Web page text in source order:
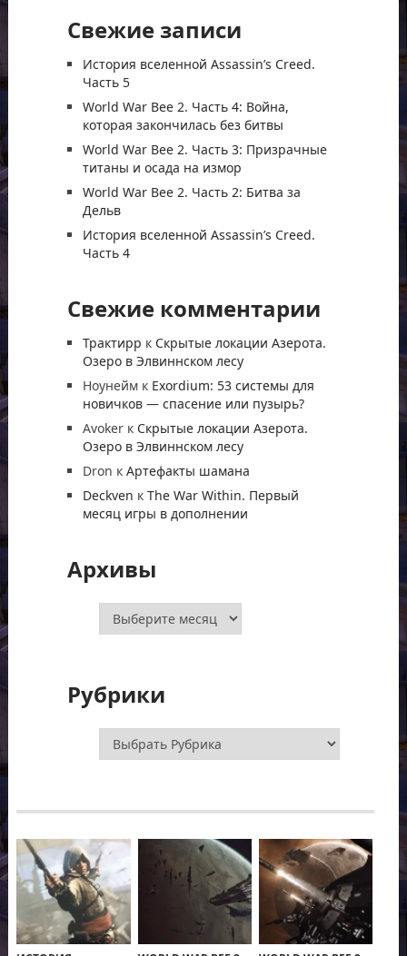
Свежие записи
История вселенной Assassin’s Creed.
Часть 5
World War Bee 2. Часть 4: Война,
которая закончилась без битвы
World War Bee 2. Часть 3: Призрачные
титаны и осада на измор
World War Bee 2. Часть 2: Битва за
Дельв
История вселенной Assassin’s Creed.
Часть 4
Свежие комментарии
Трактирр к Скрытые локации Азерота.
Озеро в Элвиннском лесу
Ноунеймк Exordium: 53 системы для
новичков — спасение или пузырь?
Avokerк Скрытые локации Азерота.
Озеро в Элвиннском лесу
Dron к Артефакты шамана
Deckven к The War Within. Первый
месяц игры в дополнении
Архивы
Архивы
Рубрики
Рубрики